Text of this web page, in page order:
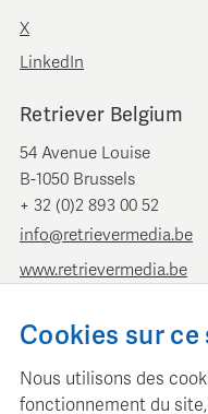
X
LinkedIn
Retriever Belgium
54 Avenue Louise
B-1050 Brussels
+ 32 (0)2 893 00 52
info@retrievermedia.be
www.retrievermedia.be
Retriever Pays-Bas
1054 GT Amsterdam
Cookies sur ce
Nous utilisons des
fonctionnement du